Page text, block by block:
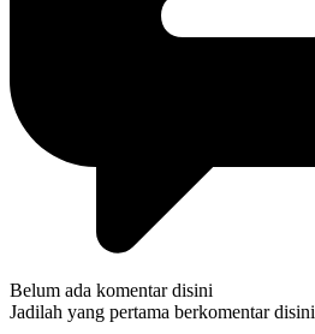
Belum ada komentar disini
Jadilah yang pertama berkomentar disini